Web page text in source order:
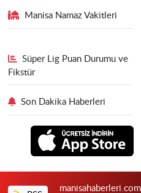
Manisa Namaz Vakitleri
Süper Lig Puan Durumu ve
Fikstür
Son Dakika Haberleri